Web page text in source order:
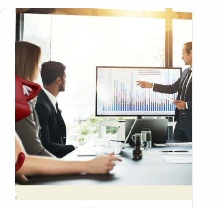
mesurer. Grâce aux indicateurs de
performance (KPI), vous pouvez suivre
satisfaction client, respect des délais,
efficacité de vos équipes… Ces
données permettent d’optimiser vos
coûts, de structurer vos processus, et
d’accompagner la croissance de
votre entreprise. Mais quels KPI choisir
? Comment les suivre sans y passer
vos soirées ? Et surtout, comment les
exploiter pour améliorer vos résultats